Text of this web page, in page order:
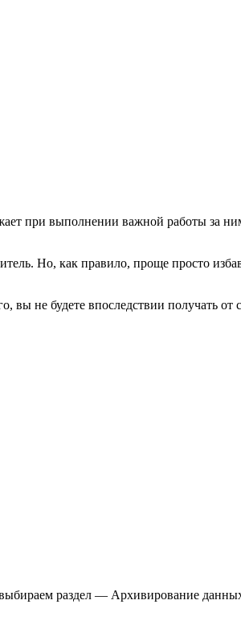
при выполнении важной работы за
Но, как правило, проще просто
вы не будете впоследствии получать
раздел — Архивирование